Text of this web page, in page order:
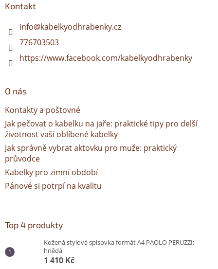
Kontakt
info@kabelkyodhrabenky.cz
776703503
https://www.facebook.com/kabelkyodhrabenky
O nás
Kontakty a poštovné
Jak pečovat o kabelku na jaře: praktické tipy pro delší
životnost vaší oblíbené kabelky
Jak správně vybrat aktovku pro muže: praktický
průvodce
Kabelky pro zimní období
Pánové si potrpí na kvalitu
Top 4 produkty
Kožená stylová spisovka formát A4 PAOLO PERUZZI;
hnědá
1 410 Kč